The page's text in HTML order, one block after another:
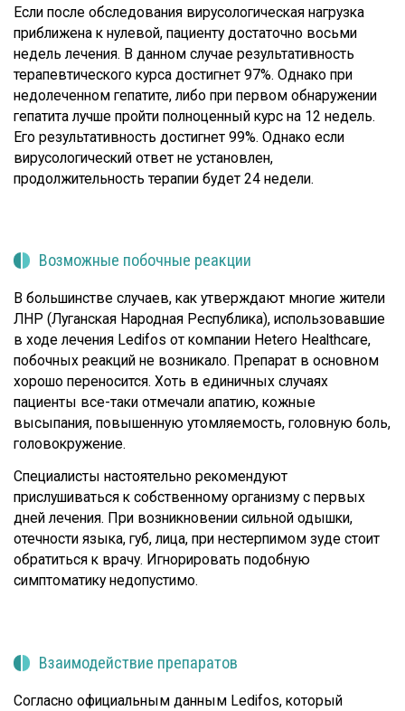
Если после обследования вирусологическая нагрузка
приближена к нулевой, пациенту достаточно восьми
недель лечения. В данном случае результативность
терапевтического курса достигнет 97%. Однако при
недолеченном гепатите, либо при первом обнаружении
гепатита лучше пройти полноценный курс на 12 недель.
Его результативность достигнет 99%. Однако если
вирусологический ответ не установлен,
продолжительность терапии будет 24 недели.
Возможные побочные реакции
В большинстве случаев, как утверждают многие жители
ЛНР (Луганская Народная Республика), использовавшие
в ходе лечения Ledifos от компании Hetero Healthcare,
побочных реакций не возникало. Препарат в основном
хорошо переносится. Хоть в единичных случаях
пациенты все-таки отмечали апатию, кожные
высыпания, повышенную утомляемость, головную боль,
головокружение.
Специалисты настоятельно рекомендуют
прислушиваться к собственному организму с первых
дней лечения. При возникновении сильной одышки,
отечности языка, губ, лица, при нестерпимом зуде стоит
обратиться к врачу. Игнорировать подобную
симптоматику недопустимо.
Взаимодействие препаратов
Согласно официальным данным Ledifos, который